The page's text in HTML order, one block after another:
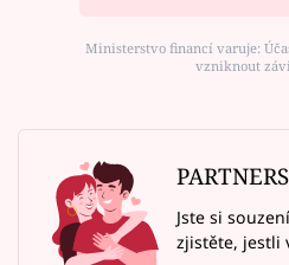
Ministerstvo financí varuje:
vzniknout
Jste si
zjistěte, jestli